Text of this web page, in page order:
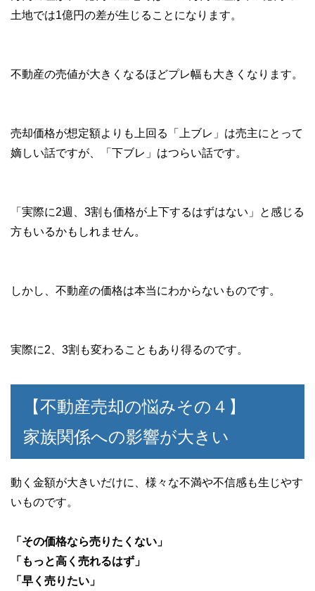
土地では1億円の差が生じることになります。
不動産の売値が大きくなるほどプレ幅も大きくなります。
売却価格が想定額よりも上回る「上ブレ」は売主にとって
嫡しい話ですが、「下ブレ」はつらい話です。
「実際に2週、3割も価格が上下するはずはない」と感じる
方もいるかもしれません。
しかし、不動産の価格は本当にわからないものです。
実際に2、3割も変わることもあり得るのです。
【不動産売却の悩みその４】
家族関係への影響が大きい
動く金額が大きいだけに、様々な不満や不信感も生じやす
いものです。
「その価格なら売りたくない」
「もっと高く売れるはず」
「早く売りたい」